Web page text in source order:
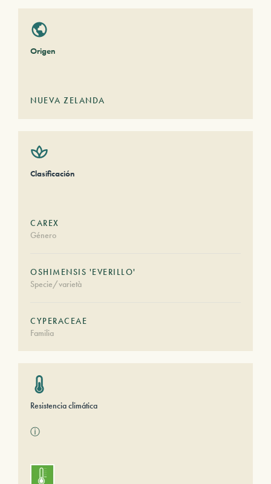
Origen
NUEVA ZELANDA
Clasificación
CAREX
Género
OSHIMENSIS 'EVERILLO'
Specie/varietà
CYPERACEAE
Familia
Resistencia climática
ⓘ